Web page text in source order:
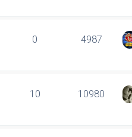
0 4987
10 10980